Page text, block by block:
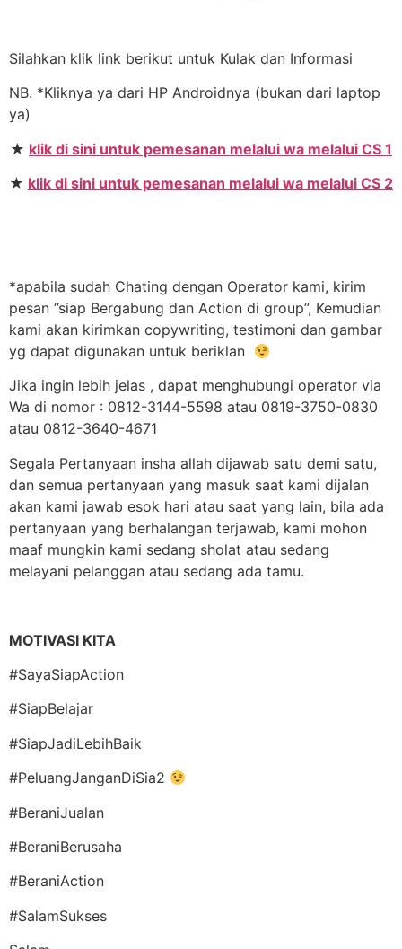
Silahkan klik link berikut untuk Kulak dan Informasi
NB. *Kliknya ya dari HP Androidnya (bukan dari laptop
ya)
★ klik di sini untuk pemesanan melalui wa melalui CS 1
★ klik di sini untuk pemesanan melalui wa melalui CS 2
*apabila sudah Chating dengan Operator kami, kirim
pesan ”siap Bergabung dan Action di group”, Kemudian
kami akan kirimkan copywriting, testimoni dan gambar
yg dapat digunakan untuk beriklan
Jika ingin lebih jelas , dapat menghubungi operator via
Wa di nomor : 0812-3144-5598 atau 0819-3750-0830
atau 0812-3640-4671
Segala Pertanyaan insha allah dijawab satu demi satu,
dan semua pertanyaan yang masuk saat kami dijalan
akan kami jawab esok hari atau saat yang lain, bila ada
pertanyaan yang berhalangan terjawab, kami mohon
maaf mungkin kami sedang sholat atau sedang
melayani pelanggan atau sedang ada tamu.
MOTIVASI KITA
#SayaSiapAction
#SiapBelajar
#SiapJadiLebihBaik
#PeluangJanganDiSia2
#BeraniJualan
#BeraniBerusaha
#BeraniAction
#SalamSukses